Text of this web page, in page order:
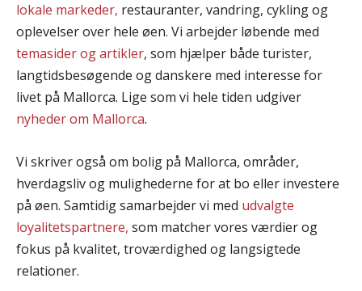
lokale markeder, restauranter, vandring, cykling og
oplevelser over hele øen. Vi arbejder løbende med
temasider og artikler, som hjælper både turister,
langtidsbesøgende og danskere med interesse for
livet på Mallorca. Lige som vi hele tiden udgiver
nyheder om Mallorca.
Vi skriver også om bolig på Mallorca, områder,
hverdagsliv og mulighederne for at bo eller investere
på øen. Samtidig samarbejder vi med udvalgte
loyalitetspartnere, som matcher vores værdier og
fokus på kvalitet, troværdighed og langsigtede
relationer.